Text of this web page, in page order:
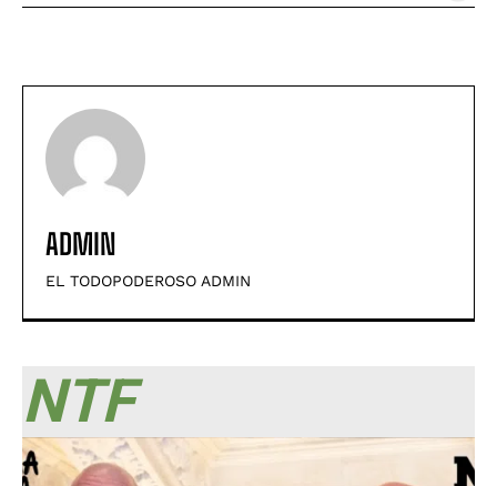
ADMIN
EL TODOPODEROSO ADMIN
NTF